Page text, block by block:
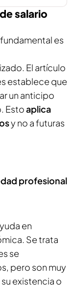
salario
es
El artículo
establece que
un anticipo
Estoaplica
y no a futuras
profesional
en
Se trata
se
pero son muy
existencia o